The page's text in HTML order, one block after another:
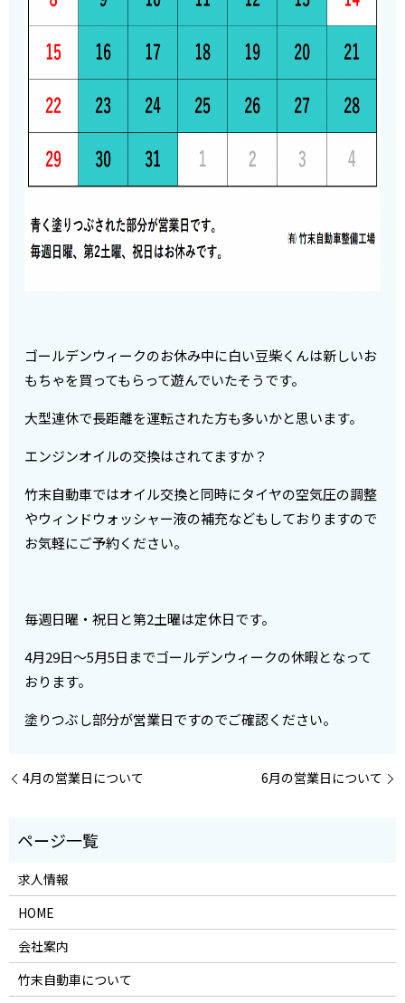
ゴールデンウィークのお休み中に白い豆柴くんは新しいお
もちゃを買ってもらって遊んでいたそうです。
大型連休で長距離を運転された方も多いかと思います。
エンジンオイルの交換はされてますか？
竹末自動車ではオイル交換と同時にタイヤの空気圧の調整
やウィンドウォッシャー液の補充などもしておりますので
お気軽にご予約ください。
毎週日曜・祝日と第2土曜は定休日です。
4月29日～5月5日までゴールデンウィークの休暇となって
おります。
塗りつぶし部分が営業日ですのでご確認ください。
4月の営業日について 6月の営業日について
求人情報
HOME
会社案内
竹末自動車について